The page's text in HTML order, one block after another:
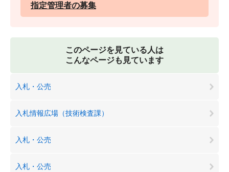
指定管理者の募集
このページを見ている人は
こんなページも見ています
入札・公売
入札情報広場（技術検査課）
入札・公売
入札・公売